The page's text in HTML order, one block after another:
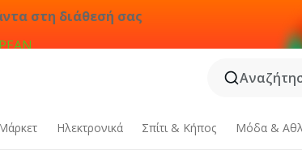
στη διάθεσή σας
Hλεκτρονικά Σπίτι & Κήπος Μόδα &